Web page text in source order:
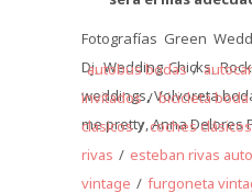
Fotografías Green
Dj, Wedding Chicks,
weddings, Volvoreta
me pretty, Anna Delores
autobus bodas /
invitados / bicicleta boda
clasicos / coches
rivas / esteban rivas
vintage / furgoneta